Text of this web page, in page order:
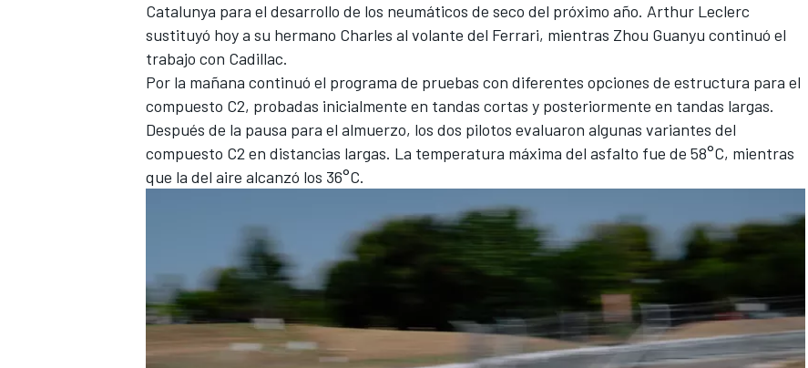
Catalunya para el desarrollo de los neumáticos de seco del próximo año. Arthur Leclerc
sustituyó hoy a su hermano Charles al volante del Ferrari, mientras Zhou Guanyu continuó el
trabajo con Cadillac.
Por la mañana continuó el programa de pruebas con diferentes opciones de estructura para el
compuesto C2, probadas inicialmente en tandas cortas y posteriormente en tandas largas.
Después de la pausa para el almuerzo, los dos pilotos evaluaron algunas variantes del
compuesto C2 en distancias largas. La temperatura máxima del asfalto fue de 58°C, mientras
que la del aire alcanzó los 36°C.